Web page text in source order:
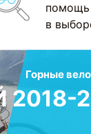
помощь
в
Горные